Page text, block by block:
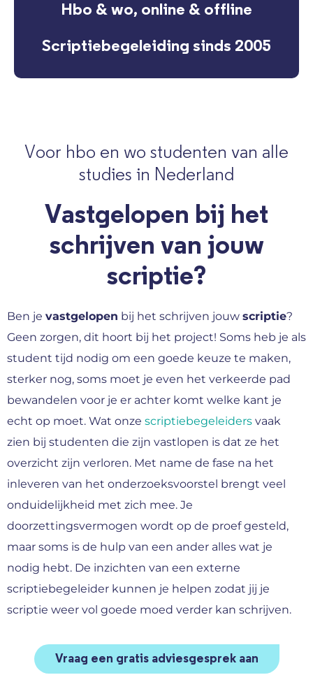
Hbo & wo, online & offline
Scriptiebegeleiding sinds 2005
Voor hbo en wo studenten van alle
studies in Nederland
Vastgelopen bij het
schrijven van jouw
scriptie?
Ben je vastgelopen bij het schrijven jouw scriptie?
Geen zorgen, dit hoort bij het project! Soms heb je als
student tijd nodig om een goede keuze te maken,
sterker nog, soms moet je even het verkeerde pad
bewandelen voor je er achter komt welke kant je
echt op moet. Wat onze scriptiebegeleiders vaak
zien bij studenten die zijn vastlopen is dat ze het
overzicht zijn verloren. Met name de fase na het
inleveren van het onderzoeksvoorstel brengt veel
onduidelijkheid met zich mee. Je
doorzettingsvermogen wordt op de proef gesteld,
maar soms is de hulp van een ander alles wat je
nodig hebt. De inzichten van een externe
scriptiebegeleider kunnen je helpen zodat jij je
scriptie weer vol goede moed verder kan schrijven.
Vraag een gratis adviesgesprek aan